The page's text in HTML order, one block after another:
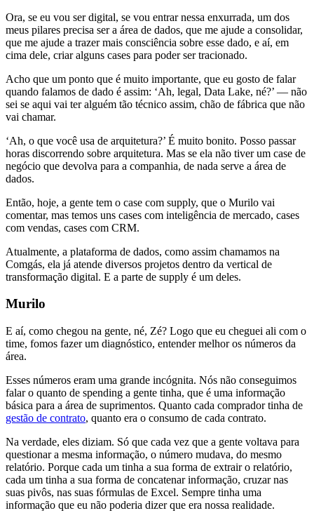
Ora, se eu vou ser digital, se vou entrar nessa enxurrada, um dos
meus pilares precisa ser a área de dados, que me ajude a consolidar,
que me ajude a trazer mais consciência sobre esse dado, e aí, em
cima dele, criar alguns cases para poder ser tracionado.
Acho que um ponto que é muito importante, que eu gosto de falar
quando falamos de dado é assim: ‘Ah, legal, Data Lake, né?’ — não
sei se aqui vai ter alguém tão técnico assim, chão de fábrica que não
vai chamar.
‘Ah, o que você usa de arquitetura?’ É muito bonito. Posso passar
horas discorrendo sobre arquitetura. Mas se ela não tiver um case de
negócio que devolva para a companhia, de nada serve a área de
dados.
Então, hoje, a gente tem o case com supply, que o Murilo vai
comentar, mas temos uns cases com inteligência de mercado, cases
com vendas, cases com CRM.
Atualmente, a plataforma de dados, como assim chamamos na
Comgás, ela já atende diversos projetos dentro da vertical de
transformação digital. E a parte de supply é um deles.
Murilo
E aí, como chegou na gente, né, Zé? Logo que eu cheguei ali com o
time, fomos fazer um diagnóstico, entender melhor os números da
área.
Esses números eram uma grande incógnita. Nós não conseguimos
falar o quanto de spending a gente tinha, que é uma informação
básica para a área de suprimentos. Quanto cada comprador tinha de
gestão de contrato, quanto era o consumo de cada contrato.
Na verdade, eles diziam. Só que cada vez que a gente voltava para
questionar a mesma informação, o número mudava, do mesmo
relatório. Porque cada um tinha a sua forma de extrair o relatório,
cada um tinha a sua forma de concatenar informação, cruzar nas
suas pivôs, nas suas fórmulas de Excel. Sempre tinha uma
informação que eu não poderia dizer que era nossa realidade.